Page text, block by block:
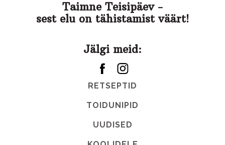
Taimne Teisipäev -
sest elu on tähistamist väärt!
Jälgi meid:
RETSEPTID
TOIDUNIPID
UUDISED